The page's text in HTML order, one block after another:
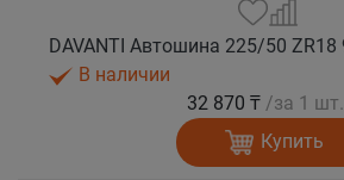
В наличии
32 870 ₸ /за 1 шт.
Купить